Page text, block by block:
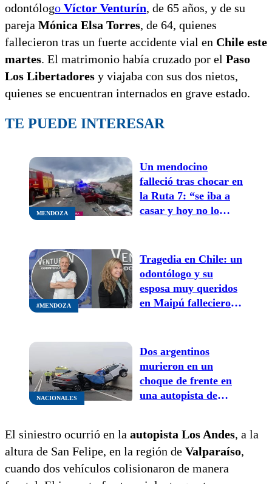
odontólogo Víctor Venturín, de 65 años, y de su
pareja Mónica Elsa Torres, de 64, quienes
fallecieron tras un fuerte accidente vial en Chile este
martes. El matrimonio había cruzado por el Paso
Los Libertadores y viajaba con sus dos nietos,
quienes se encuentran internados en grave estado.
TE PUEDE INTERESAR
MENDOZA
Un mendocino
falleció tras chocar en
la Ruta 7: “se iba a
casar y hoy no lo
#MENDOZA
Tragedia en Chile: un
odontólogo y su
esposa muy queridos
en Maipú fallecieron
NACIONALES
Dos argentinos
murieron en un
choque de frente en
una autopista de
El siniestro ocurrió en la autopista Los Andes, a la
altura de San Felipe, en la región de Valparaíso,
cuando dos vehículos colisionaron de manera